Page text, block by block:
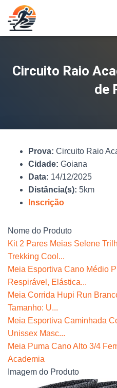
Circuito Raio
de
Prova: Circuito Raio
Cidade: Goiana
Data: 14/12/2025
Distância(s): 5km
Inscrição
Nome do Produto
Kit 2 Pares Meias Selene
Trekking Cool...
Meia Esportiva Cano Médio
Respirável, Elástica...
Meia Corrida Hupi Run
Tamanho: U...
Meia Esportiva Caminhada
Unissex Masc...
Meia Puma Cano Alto 3/4
Academia
Imagem do Produto